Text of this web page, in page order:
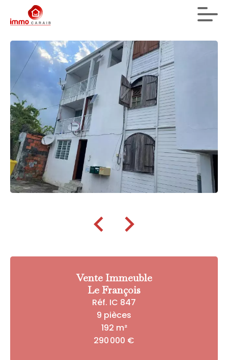
Vente Immeuble
Le François
Réf. IC 847
9 pièces
192 m²
290 000 €